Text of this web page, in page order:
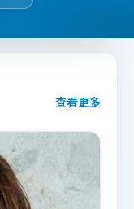
查看更多